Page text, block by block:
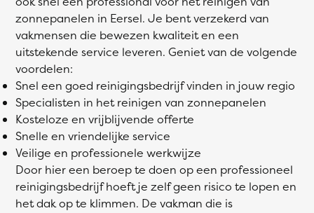
zonnepanelen in Eersel. Je bent verzekerd van
vakmensen die bewezen kwaliteit en een
uitstekende service leveren. Geniet van de volgende
voordelen:
Snel een goed reinigingsbedrijf vinden in jouw regio
Specialisten in het reinigen van zonnepanelen
Kosteloze en vrijblijvende offerte
Snelle en vriendelijke service
Veilige en professionele werkwijze
Door hier een beroep te doen op een professioneel
reinigingsbedrijf hoeft je zelf geen risico te lopen en
het dak op te klimmen. De vakman die is